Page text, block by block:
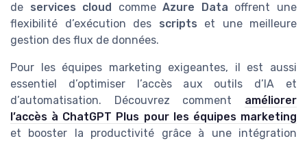
de services cloud commeAzure Data offrent une
flexibilité d’exécution des scripts et une meilleure
gestion des flux de données.
Pour les équipes marketing exigeantes, il est aussi
essentiel d’optimiser l’accès aux outils d’IA et
d’automatisation. Découvrez comment améliorer
l’accès à ChatGPT Plus pour les équipes marketing
et booster la productivité grâce à une intégration